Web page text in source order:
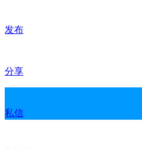
发布
分享
私信